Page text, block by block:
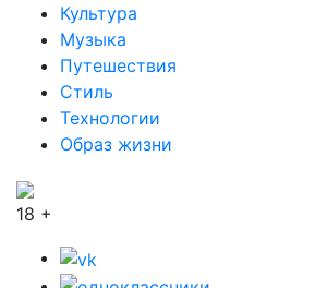
Культура
Музыка
Путешествия
Стиль
Технологии
Образ жизни
18 +